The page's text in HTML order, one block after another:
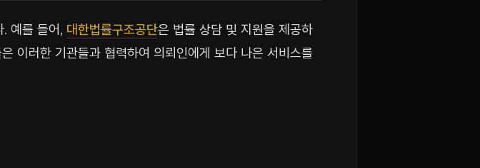
예를 들어, 대한법률구조공단은 법률 상담 및 지원을 제공하
이러한 기관들과 협력하여 의뢰인에게 보다 나은 서비스를